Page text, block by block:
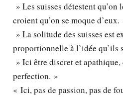
» Les suisses détestent qu’on
croient qu’on se moque d’eux.
» La solitude des suisses est
proportionnelle à l’idée qu’ils
» Ici être discret et apathique,
perfection. »
« Ici, pas de passion, pas de